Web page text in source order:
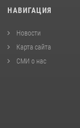
НАВИГАЦИЯ
Новости
Карта сайта
СМИ о нас